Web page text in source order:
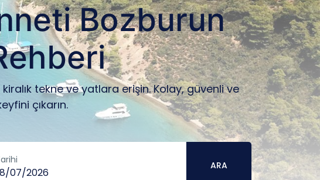
Bozburun
tekne ve yatlara erişin. Kolay, güvenli ve
çıkarın.
07/2026
ARA